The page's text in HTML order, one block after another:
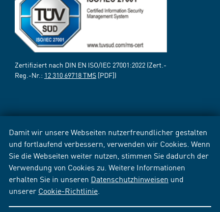
Damit wir unsere Webseiten nutzerfreundlicher gestalten
und fortlaufend verbessern, verwenden wir Cookies. Wenn
Sie die Webseiten weiter nutzen, stimmen Sie dadurch der
Verwendung von Cookies zu. Weitere Informationen
erhalten Sie in unseren Datenschutzhinweisen und
unserer Cookie-Richtlinie
Zertifiziert nach DIN EN ISO/IEC 27001:2022 (Zert.-
Reg.-Nr.: 12 310 69718 TMS [PDF])